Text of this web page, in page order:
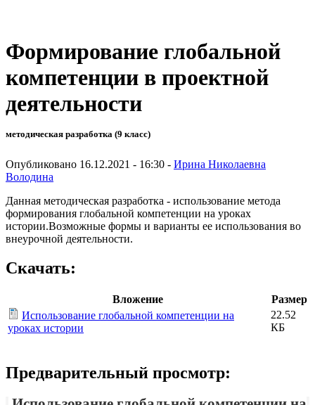
Формирование глобальной
компетенции в проектной
деятельности
методическая разработка (9 класс)
Опубликовано 16.12.2021 - 16:30 - Ирина Николаевна
Володина
Данная методическая разработка - использование метода
формирования глобальной компетенции на уроках
истории.Возможные формы и варианты ее использования во
внеурочной деятельности.
Скачать:
Вложение
Размер
Использование глобальной компетенции на
уроках истории
22.52
КБ
Предварительный просмотр: